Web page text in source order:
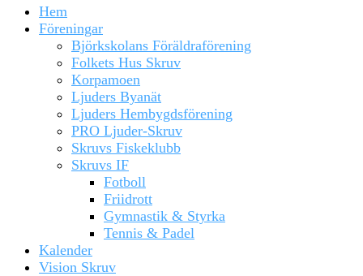
Hem
Föreningar
Björkskolans Föräldraförening
Folkets Hus Skruv
Korpamoen
Ljuders Byanät
Ljuders Hembygdsförening
PRO Ljuder-Skruv
Skruvs Fiskeklubb
Skruvs IF
Fotboll
Friidrott
Gymnastik & Styrka
Tennis & Padel
Kalender
Vision Skruv